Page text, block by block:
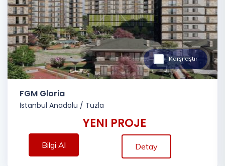
Karşılaştır
FGM Gloria
İstanbul Anadolu / Tuzla
YENI PROJE
Bilgi Al Detay